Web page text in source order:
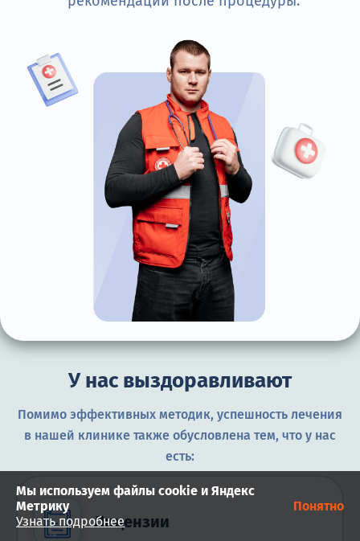
У нас выздоравливают
Помимо эффективных методик, успешность лечения
в нашей клинике также обусловлена тем, что у нас
есть:
Лицензии
Мы используем файлы cookie и Яндекс
Метрику
Узнать подробнее
Понятно